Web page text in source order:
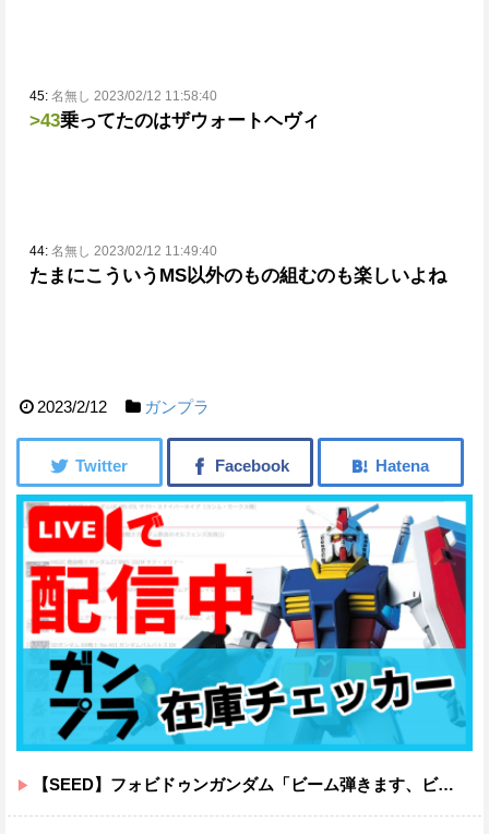
45: 名無し 2023/02/12 11:58:40
>43乗ってたのはザウォートヘヴィ
44: 名無し 2023/02/12 11:49:40
たまにこういうMS以外のもの組むのも楽しいよね
2023/2/12 ガンプラ
【SEED】フォビドゥンガンダム「ビーム弾きます、ビーム曲げられます、空飛びます」←二世代目でこれ出来るのおかしいだろ